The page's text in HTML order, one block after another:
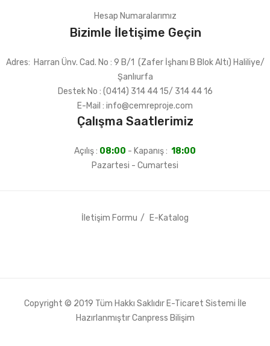
Hesap Numaralarımız
Bizimle İletişime Geçin
Adres: Harran Ünv. Cad. No : 9 B/1 (Zafer İşhanı B Blok Altı) Haliliye/
Şanlıurfa
Destek No : (0414) 314 44 15/ 314 44 16
E-Mail : info@cemreproje.com
Çalışma Saatlerimiz
Açılış : 08:00 - Kapanış : 18:00
Pazartesi - Cumartesi
İletişim Formu E-Katalog
Copyright © 2019 Tüm Hakkı Saklıdır E-Ticaret Sistemi İle
HazırlanmıştırCanpress Bilişim